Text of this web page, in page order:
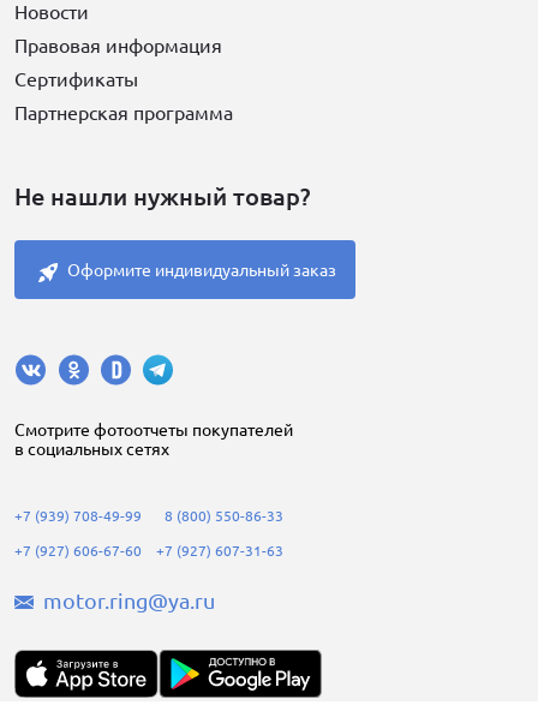
Новости
Правовая информация
Сертификаты
Партнерская программа
Не нашли нужный товар?
Оформите индивидуальный заказ
Cмотрите фотоотчеты покупателей
в социальных сетях
+7 (939) 708-49-99
+7 (927) 606-67-60
8 (800) 550-86-33
+7 (927) 607-31-63
motor.ring@ya.ru